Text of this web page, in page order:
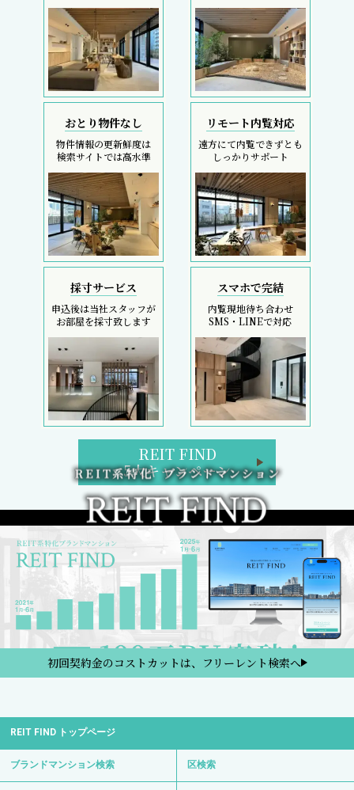
おとり物件なし
物件情報の更新鮮度は
検索サイトでは高水準
リモート内覧対応
遠方にて内覧できずとも
しっかりサポート
採寸サービス
申込後は当社スタッフが
お部屋を採寸致します
スマホで完結
内覧現地待ち合わせ
SMS・LINEで対応
REIT FIND
5大キャンペーン
初回契約金のコストカットは、フリーレント検索へ
REIT FIND トップページ
ブランドマンション検索 区検索